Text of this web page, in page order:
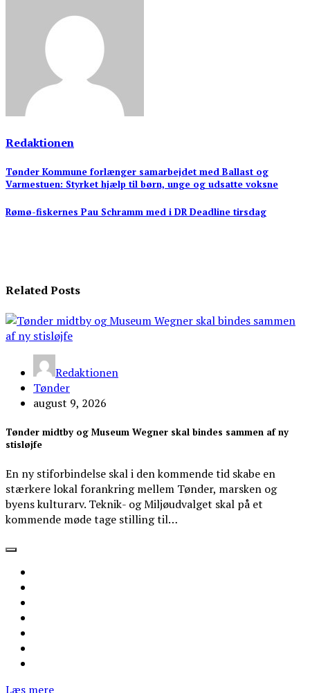
Redaktionen
Indlægsnavigation
Tønder Kommune forlænger samarbejdet med Ballast og
Varmestuen: Styrket hjælp til børn, unge og udsatte voksne
Rømø-fiskernes Pau Schramm med i DR Deadline tirsdag
Related Posts
Redaktionen
Tønder
august 9, 2026
Tønder midtby og Museum Wegner skal bindes sammen af ny
stisløjfe
En ny stiforbindelse skal i den kommende tid skabe en
stærkere lokal forankring mellem Tønder, marsken og
byens kulturarv. Teknik- og Miljøudvalget skal på et
kommende møde tage stilling til…
Læs mere